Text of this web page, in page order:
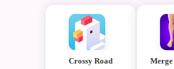
Crossy Road Merge